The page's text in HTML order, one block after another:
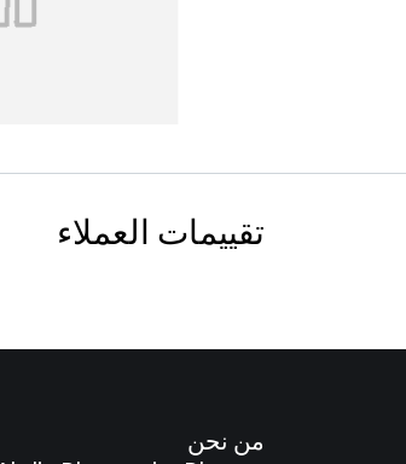
تقييمات العملاء
من نحن